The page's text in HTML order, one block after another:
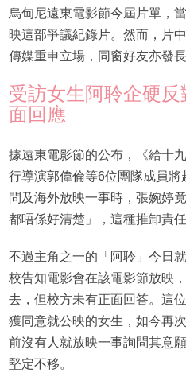
烏甸尼遠東電影節今屆片單，
映這部爭議紀錄片。然而，片
傳媒重申立場，同窗好友亦發
受訪女生阿聆企硬
面回應
據遠東電影節的公布，《給十
行導演郭偉倫等6位團隊成員
問及海外放映一事時，張婉婷
都唔係好清楚」，這種推卸責
不過主角之一的「阿聆」今日
校告知電影會在該電影節放映
去，但校方未有正面回答。這
獲同意就公映的女生，如今再
前沒有人就放映一事詢問其意
堅定不移。